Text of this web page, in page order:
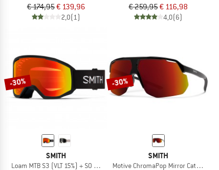
€ 174,95€ 139,96
2,0(1)
€ 259,95€ 116,98
4,0(6)
-30%
SMITH
Loam MTB S3 (VLT 15%) + S0 (VLT 90%)
-30%
SMITH
Motive ChromaPop Mirror Cat. 3 VLT